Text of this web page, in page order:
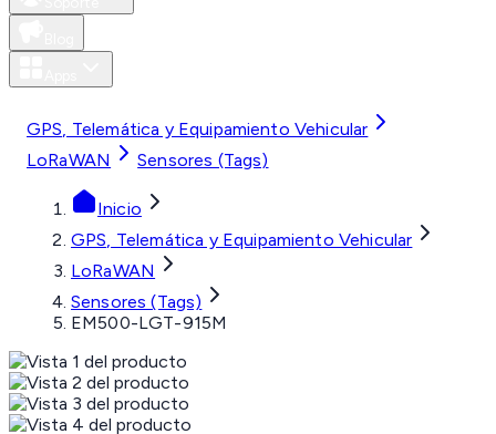
GPS, Telemática y Equipamiento Vehicular
LoRaWAN
Sensores (Tags)
Inicio
GPS, Telemática y Equipamiento Vehicular
LoRaWAN
Sensores (Tags)
EM500-LGT-915M